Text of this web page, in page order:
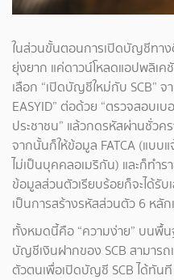
ในส่วนขั้นตอนการเปิดบัญชีทาง
ยุ่งยาก แค่ดาวน์โหลดแอปพลิเค
เลือก “เปิดบัญชีใหม่กับ SCB”
EASYID” ต่อด้วย “ตรวจสอบเ
ประชาชน” แล้วกดรหัสผ่านชั่วค
จากนั้นก็ให้ข้อมูล FATCA (แบบ
ไม่เป็นบุคคลอเมริกัน) และก็ทำ
ข้อมูลส่วนตัวเรียบร้อยก็จะได้รั
เป็นการสร้างรหัสส่วนตัว 6 หลัก
ทั้งหมดนี้คือ “ความง่าย” บนพื้
บัญชีเงินฝากของ SCB สามารถ
ตัวตนเพื่อเปิดบัญชี SCB ได้ทันที